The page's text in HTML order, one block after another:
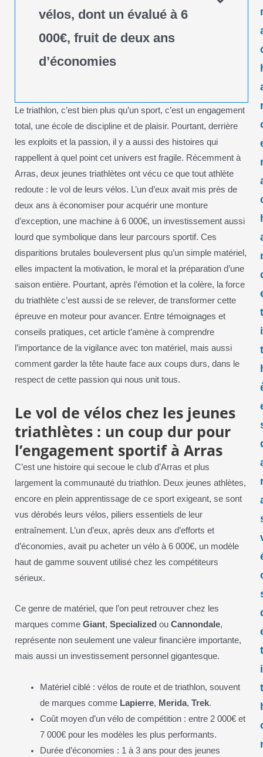
vélos, dont un évalué à 6
000€, fruit de deux ans
d’économies
Le triathlon, c’est bien plus qu’un sport, c’est un engagement
total, une école de discipline et de plaisir. Pourtant, derrière
les exploits et la passion, il y a aussi des histoires qui
rappellent à quel point cet univers est fragile. Récemment à
Arras, deux jeunes triathlètes ont vécu ce que tout athlète
redoute : le vol de leurs vélos. L’un d’eux avait mis près de
deux ans à économiser pour acquérir une monture
d’exception, une machine à 6 000€, un investissement aussi
lourd que symbolique dans leur parcours sportif. Ces
disparitions brutales bouleversent plus qu’un simple matériel,
elles impactent la motivation, le moral et la préparation d’une
saison entière. Pourtant, après l’émotion et la colère, la force
du triathlète c’est aussi de se relever, de transformer cette
épreuve en moteur pour avancer. Entre témoignages et
conseils pratiques, cet article t’amène à comprendre
l’importance de la vigilance avec ton matériel, mais aussi
comment garder la tête haute face aux coups durs, dans le
respect de cette passion qui nous unit tous.
Le vol de vélos chez les jeunes
triathlètes : un coup dur pour
l’engagement sportif à Arras
C’est une histoire qui secoue le club d’Arras et plus
largement la communauté du triathlon. Deux jeunes athlètes,
encore en plein apprentissage de ce sport exigeant, se sont
vus dérobés leurs vélos, piliers essentiels de leur
entraînement. L’un d’eux, après deux ans d’efforts et
d’économies, avait pu acheter un vélo à 6 000€, un modèle
haut de gamme souvent utilisé chez les compétiteurs
sérieux.
Ce genre de matériel, que l’on peut retrouver chez les
marques comme Giant, Specialized ou Cannondale,
représente non seulement une valeur financière importante,
mais aussi un investissement personnel gigantesque.
Matériel ciblé : vélos de route et de triathlon, souvent
de marques comme Lapierre, Merida,Trek.
Coût moyen d’un vélo de compétition : entre 2 000€ et
7 000€ pour les modèles les plus performants.
Durée d’économies : 1 à 3 ans pour des jeunes